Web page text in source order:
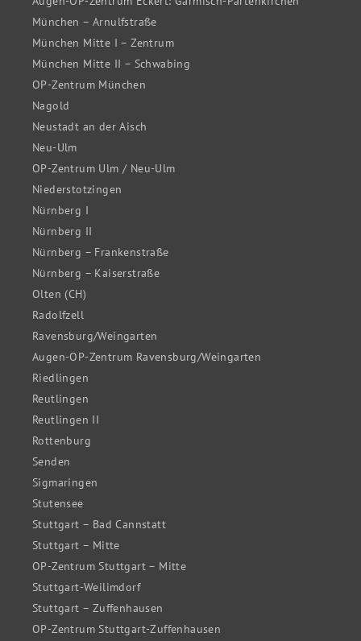
München – Arnulfstraße
München Mitte I – Zentrum
München Mitte II – Schwabing
OP-Zentrum München
Nagold
Neustadt an der Aisch
Neu-Ulm
OP-Zentrum Ulm / Neu-Ulm
Niederstotzingen
Nürnberg I
Nürnberg II
Nürnberg – Frankenstraße
Nürnberg – Kaiserstraße
Olten (CH)
Radolfzell
Ravensburg/Weingarten
Augen-OP-Zentrum Ravensburg/Weingarten
Riedlingen
Reutlingen
Reutlingen II
Rottenburg
Senden
Sigmaringen
Stutensee
Stuttgart – Bad Cannstatt
Stuttgart – Mitte
OP-Zentrum Stuttgart – Mitte
Stuttgart-Weilimdorf
Stuttgart – Zuffenhausen
OP-Zentrum Stuttgart-Zuffenhausen